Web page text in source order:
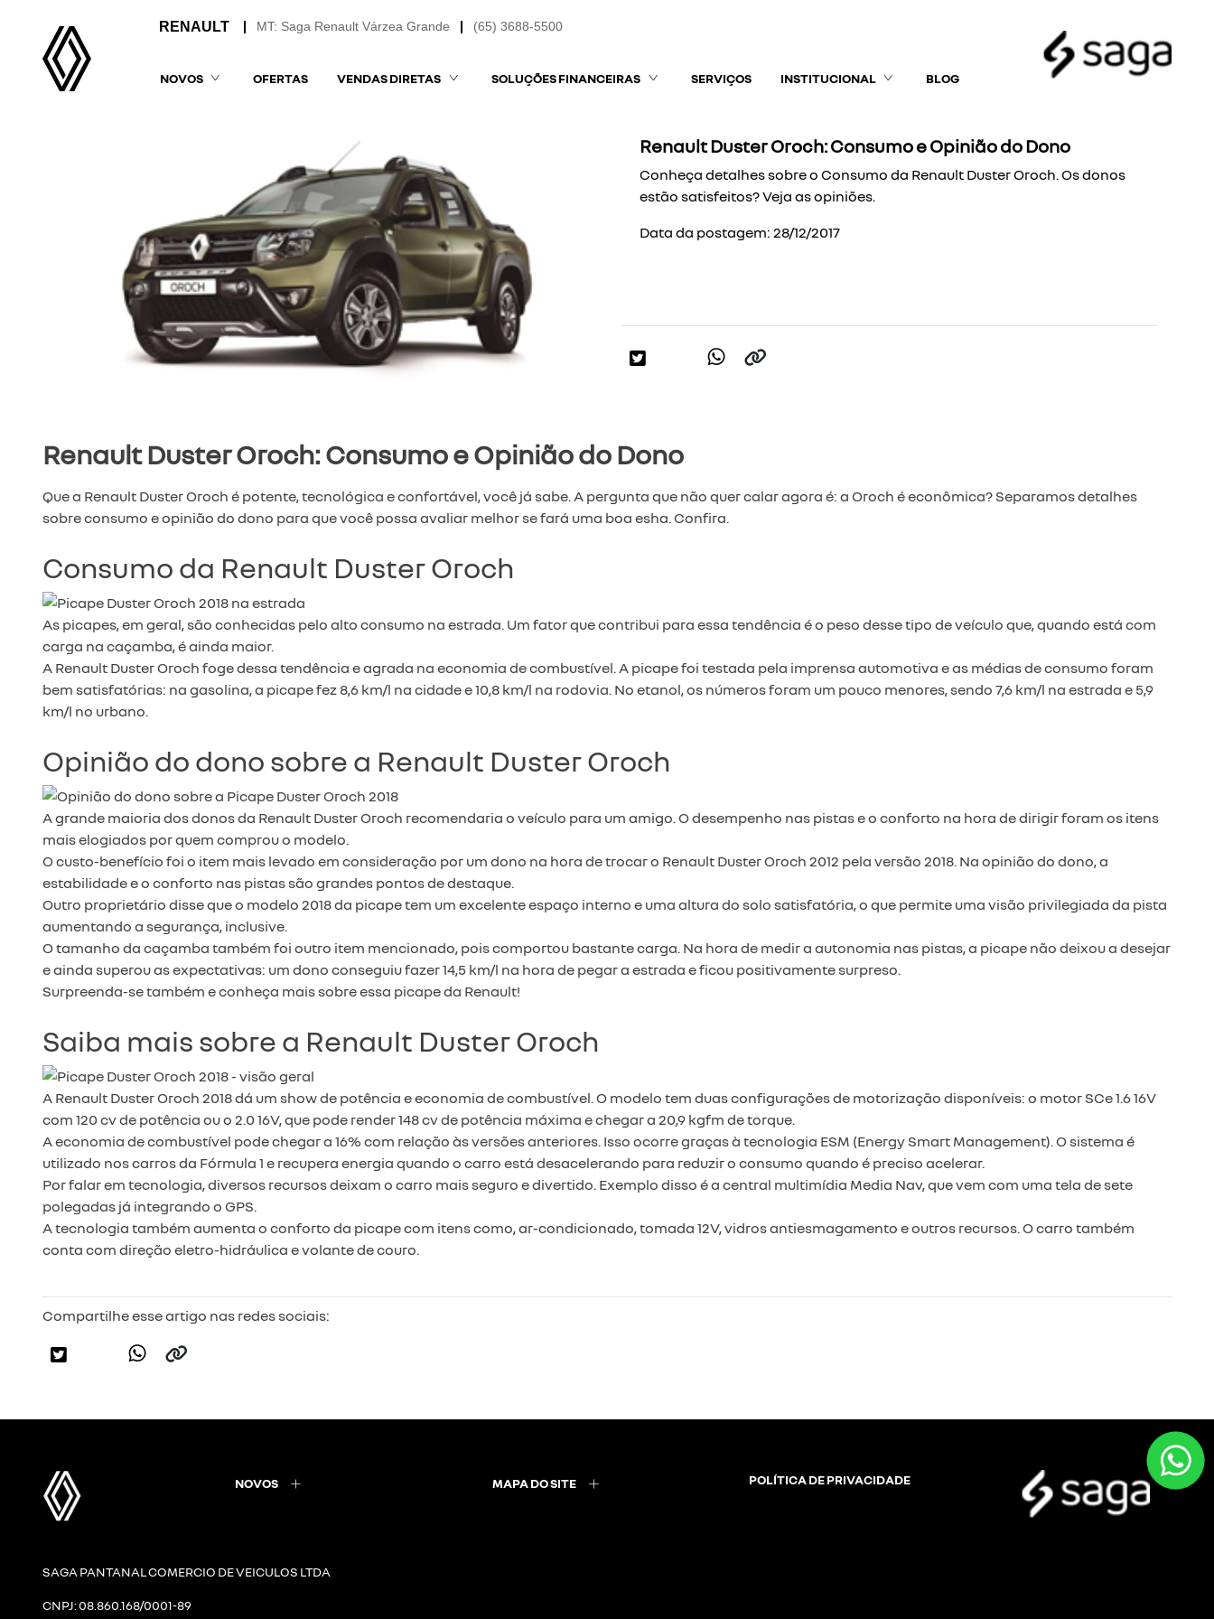
(65) 3688-5500
MT: Saga Renault Várzea Grande
NOVOS OFERTAS VENDAS DIRETAS SOLUÇÕES FINANCEIRAS SERVIÇOS INSTITUCIONAL BLOG
Renault Duster Oroch: Consumo e Opinião do Dono
Conheça detalhes sobre o Consumo da Renault Duster Oroch. Os donos
estão satisfeitos? Veja as opiniões.
Data da postagem: 28/12/2017
Renault Duster Oroch: Consumo e Opinião do Dono
Que a Renault Duster Oroch é potente, tecnológica e confortável, você já sabe. A pergunta que não quer calar agora é: a Oroch é econômica? Separamos detalhes
sobre consumo e opinião do dono para que você possa avaliar melhor se fará uma boa esha. Confira.
Consumo da Renault Duster Oroch
As picapes, em geral, são conhecidas pelo alto consumo na estrada. Um fator que contribui para essa tendência é o peso desse tipo de veículo que, quando está com
carga na caçamba, é ainda maior.
A Renault Duster Oroch foge dessa tendência e agrada na economia de combustível. A picape foi testada pela imprensa automotiva e as médias de consumo foram
bem satisfatórias: na gasolina, a picape fez 8,6 km/l na cidade e 10,8 km/l na rodovia. No etanol, os números foram um pouco menores, sendo 7,6 km/l na estrada e 5,9
km/l no urbano.
Opinião do dono sobre a Renault Duster Oroch
A grande maioria dos donos da Renault Duster Oroch recomendaria o veículo para um amigo. O desempenho nas pistas e o conforto na hora de dirigir foram os itens
mais elogiados por quem comprou o modelo.
O custo-benefício foi o item mais levado em consideração por um dono na hora de trocar o Renault Duster Oroch 2012 pela versão 2018. Na opinião do dono, a
estabilidade e o conforto nas pistas são grandes pontos de destaque.
Outro proprietário disse que o modelo 2018 da picape tem um excelente espaço interno e uma altura do solo satisfatória, o que permite uma visão privilegiada da pista
aumentando a segurança, inclusive.
O tamanho da caçamba também foi outro item mencionado, pois comportou bastante carga. Na hora de medir a autonomia nas pistas, a picape não deixou a desejar
e ainda superou as expectativas: um dono conseguiu fazer 14,5 km/l na hora de pegar a estrada e ficou positivamente surpreso.
Surpreenda-se também e conheça mais sobre essa picape da Renault!
Saiba mais sobre a Renault Duster Oroch
A Renault Duster Oroch 2018 dá um show de potência e economia de combustível. O modelo tem duas configurações de motorização disponíveis: o motor SCe 1.6 16V
com 120 cv de potência ou o 2.0 16V, que pode render 148 cv de potência máxima e chegar a 20,9 kgfm de torque.
A economia de combustível pode chegar a 16% com relação às versões anteriores. Isso ocorre graças à tecnologia ESM (Energy Smart Management). O sistema é
utilizado nos carros da Fórmula 1 e recupera energia quando o carro está desacelerando para reduzir o consumo quando é preciso acelerar.
Por falar em tecnologia, diversos recursos deixam o carro mais seguro e divertido. Exemplo disso é a central multimídia Media Nav, que vem com uma tela de sete
polegadas já integrando o GPS.
A tecnologia também aumenta o conforto da picape com itens como, ar-condicionado, tomada 12V, vidros antiesmagamento e outros recursos. O carro também
conta com direção eletro-hidráulica e volante de couro.
Compartilhe esse artigo nas redes sociais:
NOVOS MAPA DO SITE POLÍTICA DE PRIVACIDADE
SAGA PANTANAL COMERCIO DE VEICULOS LTDA
CNPJ: 08.860.168/0001-89